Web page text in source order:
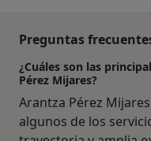
Preguntas
¿Cuáles son las
Pérez Mijares?
Arantza Pérez
algunos de los